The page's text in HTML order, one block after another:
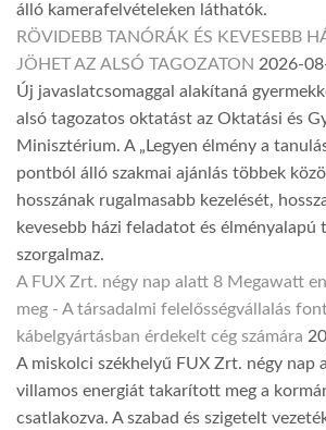
álló kamerafelvételeken láthatók.
RÖVIDEBB TANÓRÁK ÉS KEVESEBB
JÖHET AZ ALSÓ TAGOZATON 2026-
Új javaslatcsomaggal alakítaná
alsó tagozatos oktatást az Oktatási és
Minisztérium. A „Legyen élmény a
pontból álló szakmai ajánlás többek
hosszának rugalmasabb kezelését,
kevesebb házi feladatot és élményalapú
szorgalmaz.
A FUX Zrt. négy nap alatt 8 Megawatt
meg - A társadalmi felelősségvállalás
kábelgyártásban érdekelt cég számára
A miskolci székhelyű FUX Zrt. négy nap
villamos energiát takarított meg a
csatlakozva. A szabad és szigetelt